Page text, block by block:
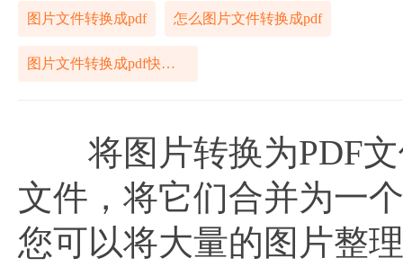
图片文件转换成pdf 怎么图片文件转换成pdf
图片文件转换成pdf快捷方法
将图片转换为PDF文
文件，将它们合并为一
您可以将大量的图片整